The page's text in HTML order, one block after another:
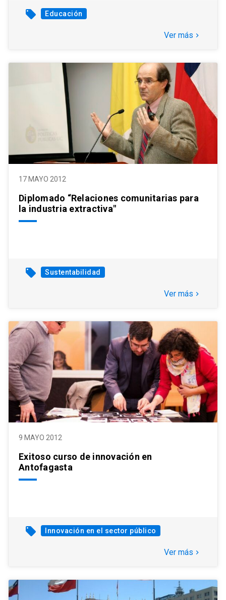
local_offer Educación
Ver más keyboard_arrow_right
17 MAYO 2012
Diplomado “Relaciones comunitarias para
la industria extractiva"
local_offer Sustentabilidad
Ver más keyboard_arrow_right
9 MAYO 2012
Exitoso curso de innovación en
Antofagasta
local_offer Innovación en el sector público
Ver más keyboard_arrow_right